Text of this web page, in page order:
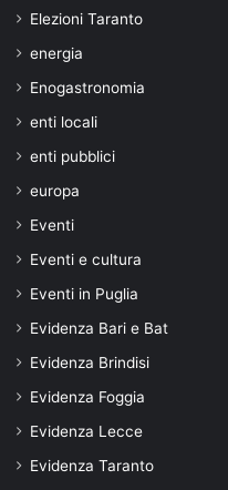
Elezioni Taranto
energia
Enogastronomia
enti locali
enti pubblici
europa
Eventi
Eventi e cultura
Eventi in Puglia
Evidenza Bari e Bat
Evidenza Brindisi
Evidenza Foggia
Evidenza Lecce
Evidenza Taranto